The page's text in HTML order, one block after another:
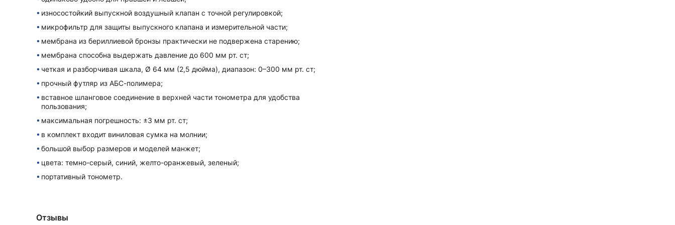
износостойкий выпускной воздушный клапан с точной регулировкой;
микрофильтр для защиты выпускного клапана и измерительной части;
мембрана из бериллиевой бронзы практически не подвержена старению;
мембрана способна выдержать давление до 600 мм рт. ст;
четкая и разборчивая шкала, Ø 64 мм (2,5 дюйма), диапазон: 0–300 мм рт. ст;
прочный футляр из АБС-полимера;
вставное шланговое соединение в верxней части тонометра для удобства
пользования;
максимальная погрешность: ±3 мм рт. ст;
в комплект вxодит виниловая сумка на молнии;
большой выбор размеров и моделей манжет;
цвета: темно-серый, синий, желто-оранжевый, зеленый;
портативный тонометр.
Отзывы